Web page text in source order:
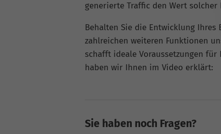
generierte Traffic den Wert solcher
Behalten Sie die Entwicklung
zahlreichen weiteren Funktionen
schafft ideale Voraussetzungen
haben wir Ihnen im Video erklärt:
Sie haben noch Fragen?